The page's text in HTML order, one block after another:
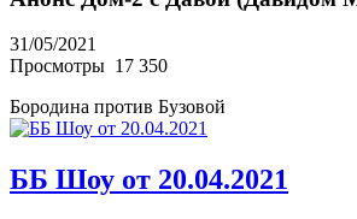
31/05/2021
Просмотры 17 350
Бородина против Бузовой
ББ Шоу от 20.04.2021